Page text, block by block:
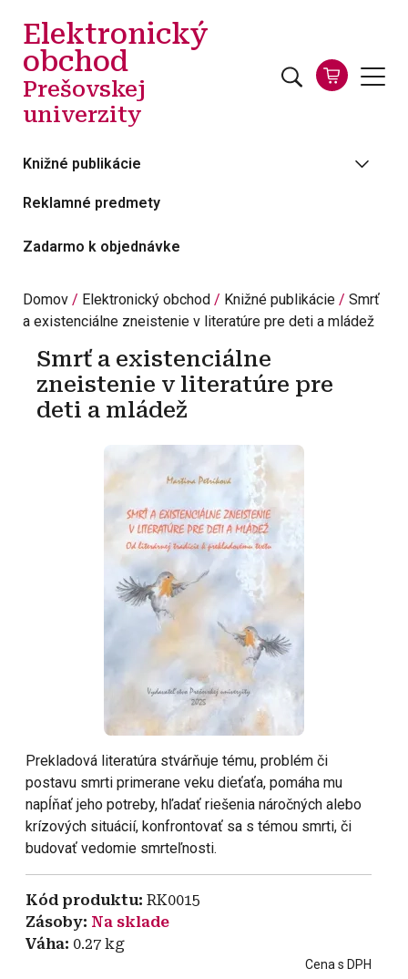
Elektronický
obchod
Prešovskej
univerzity
Knižné publikácie
Reklamné predmety
Zadarmo k objednávke
Domov Elektronický obchod Knižné publikácie
Smrť
a existenciálne zneistenie v literatúre pre deti a mládež
Smrť a existenciálne
zneistenie v literatúre pre
deti a mládež
Prekladová literatúra stvárňuje tému, problém či
postavu smrti primerane veku dieťaťa, pomáha mu
napĺňať jeho potreby, hľadať riešenia náročných alebo
krízových situácií, konfrontovať sa s témou smrti, či
budovať vedomie smrteľnosti.
Kód produktu RK0015
Zásoby Na sklade
Váha 0.27 kg
Cena s DPH